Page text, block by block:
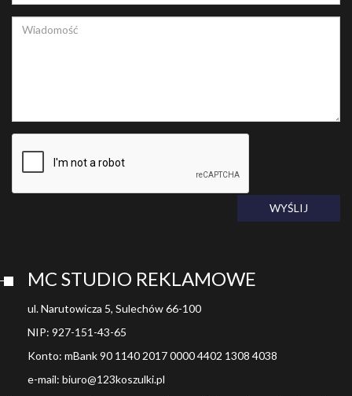
WYŚLIJ
MC STUDIO REKLAMOWE
ul. Narutowicza 5, Sulechów 66-100
NIP: 927-151-43-65
Konto: mBank 90 1140 2017 0000 4402 1308 4038
e-mail: biuro@123koszulki.pl